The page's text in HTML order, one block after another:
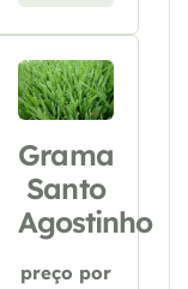
Grama
Santo
Agostinho
preço por